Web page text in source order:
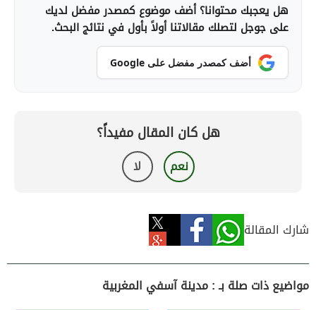
هل يعجبك محتوانا؟ أضف موضوع كمصدر مفضل لديك
على جوجل لتصلك مقالاتنا أولاً بأول في نتائج البحث.
أضف كمصدر مفضل على Google
هل كان المقال مفيداً؟
نعم لا
شارك المقالة
مواضيع ذات صلة بـ : مدينة آسفي المغربية